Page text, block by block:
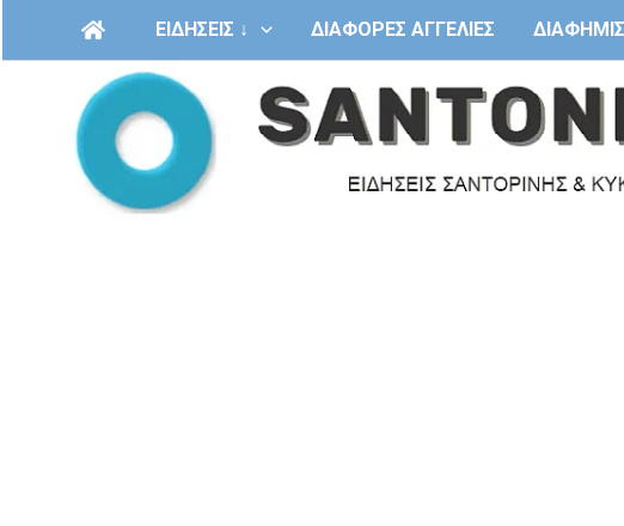
ΕΙΔΗΣΕΙΣ ↓ ΔΙΑΦΟΡΕΣ ΑΓΓΕΛΙΕΣ